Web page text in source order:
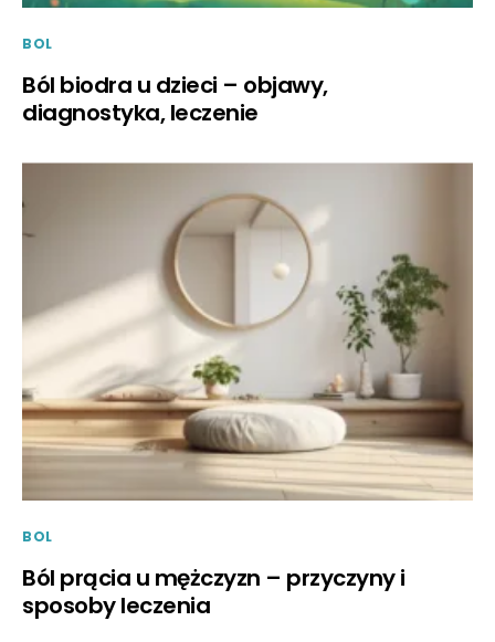
BOL
Ból biodra u dzieci – objawy,
diagnostyka, leczenie
BOL
Ból prącia u mężczyzn – przyczyny i
sposoby leczenia